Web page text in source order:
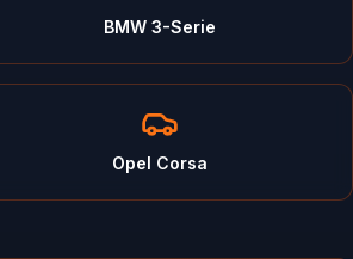
BMW 3-Serie
Opel Corsa